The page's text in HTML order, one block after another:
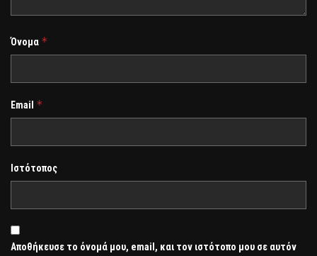
Όνομα *
Email *
Ιστότοπος
Αποθήκευσε το όνομά μου, email, και τον ιστότοπο μου σε αυτόν